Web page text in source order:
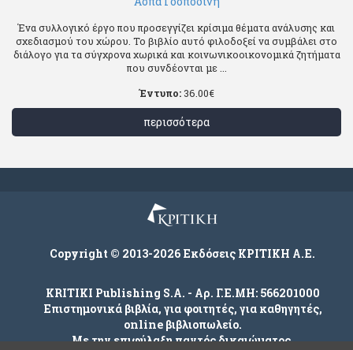
Ένα συλλογικό έργο που προσεγγίζει κρίσιμα θέματα ανάλυσης και
σχεδιασμού του χώρου. Το βιβλίο αυτό φιλοδοξεί να συμβάλει στο
διάλογο για τα σύγχρονα χωρικά και κοινωνικοοικονομικά ζητήματα
που συνδέονται με ...
Έντυπο: 36.00€
περισσότερα
Copyright © 2013-2026 Εκδόσεις ΚΡΙΤΙΚΗ Α.Ε.
KRITIKI Publishing S.A. - Αρ. Γ.Ε.ΜΗ: 566201000
Επιστημονικά βιβλία, για φοιτητές, για καθηγητές,
online βιβλιοπωλείο.
Με την επιφύλαξη παντός δικαιώματος.